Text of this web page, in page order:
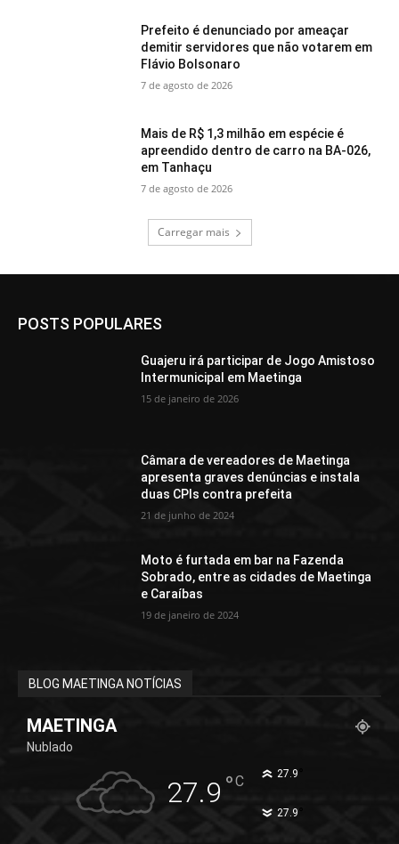
Prefeito é denunciado por ameaçar
demitir servidores que não votarem em
Flávio Bolsonaro
7 de agosto de 2026
Mais de R$ 1,3 milhão em espécie é
apreendido dentro de carro na BA-026,
em Tanhaçu
7 de agosto de 2026
Carregar mais
POSTS POPULARES
Guajeru irá participar de Jogo Amistoso
Intermunicipal em Maetinga
15 de janeiro de 2026
Câmara de vereadores de Maetinga
apresenta graves denúncias e instala
duas CPIs contra prefeita
21 de junho de 2024
Moto é furtada em bar na Fazenda
Sobrado, entre as cidades de Maetinga
e Caraíbas
19 de janeiro de 2024
BLOG MAETINGA NOTÍCIAS
MAETINGA
Nublado
27.9 °C 27.9
27.9